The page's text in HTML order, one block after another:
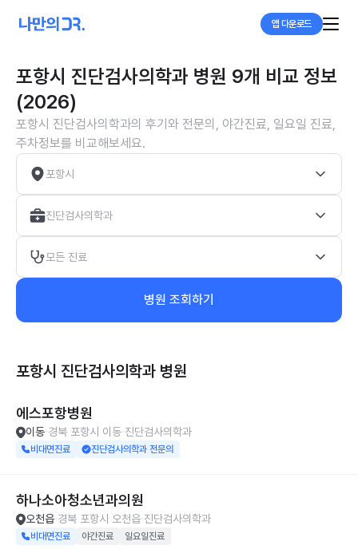
앱 다운로드
포항시 진단검사의학과 병원 9개 비교 정보
(2026)
포항시 진단검사의학과의 후기와 전문의, 야간진료, 일요일 진료,
주차정보를 비교해보세요.
포항시
진단검사의학과
모든 진료
병원 조회하기
포항시 진단검사의학과 병원
에스포항병원
이동 경북 포항시 이동 진단검사의학과
비대면진료 진단검사의학과 전문의
하나소아청소년과의원
오천읍 경북 포항시 오천읍 진단검사의학과
비대면진료 야간진료 일요일진료